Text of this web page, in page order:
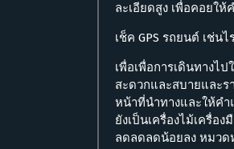
ละเอียดสูง เพื่อคอยใ
เช็ค GPS รถยนต์ เช่น
เพื่อเพื่อการเดินทางไ
สะดวกและสบายและร
หน้าที่นำทางและให้คำ
ยังเป็นเครื่องไม้เครื่อ
ลดลดลดน้อยลง หมวด